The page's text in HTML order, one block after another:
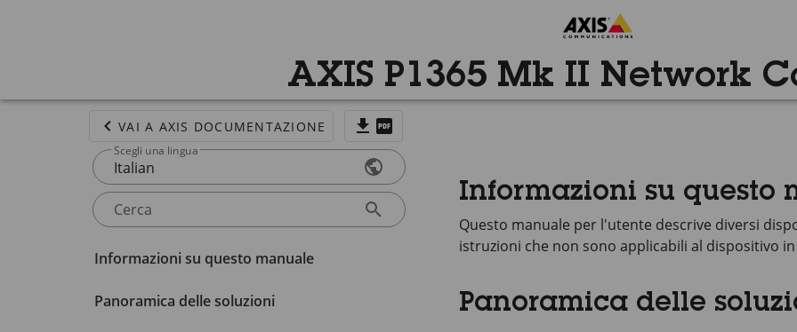
AXIS P1365 Mk II Network
VAI A AXIS DOCUMENTAZIONE
Scegli una lingua
Italian
Cerca
Informazioni su questo manuale
Panoramica delle soluzioni
Informazioni su questo
Questo manuale per l'utente descrive diversi
istruzioni che non sono applicabili al dispositivo
Panoramica delle